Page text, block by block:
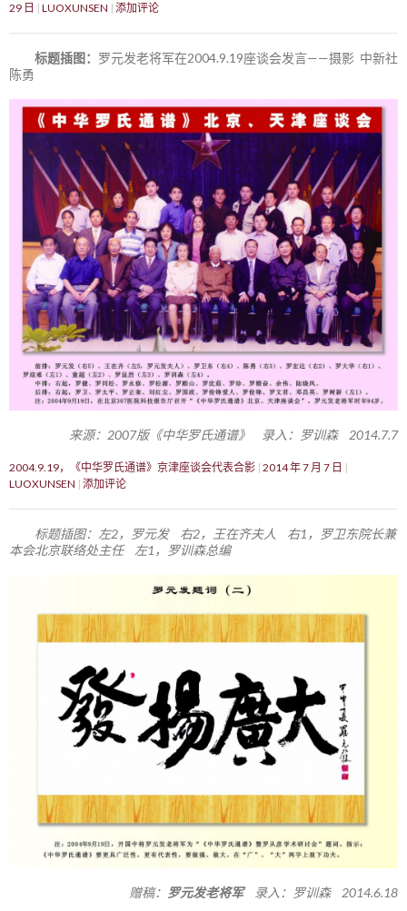
29 日
LUOXUNSEN 添加评论
标题插图： 罗元发老将军在2004.9.19座谈会发言——摄影 中新社
陈勇
来源：2007版《中华罗氏通谱》 录入：罗训森 2014.7.7
2004.9.19，《中华罗氏通谱》京津座谈会代表合影 2014 年 7 月 7 日
LUOXUNSEN 添加评论
标题插图：左2，罗元发 右2，王在齐夫人 右1，罗卫东院长兼
本会北京联络处主任 左1，罗训森总编
赠稿： 罗元发老将军录入：罗训森 2014.6.18